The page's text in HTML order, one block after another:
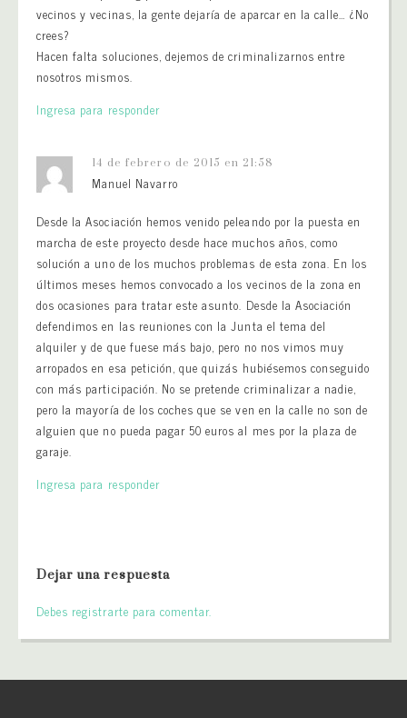
vecinos y vecinas, la gente dejaría de aparcar en la calle… ¿No
crees?
Hacen falta soluciones, dejemos de criminalizarnos entre
nosotros mismos.
Ingresa para responder
14 de febrero de 2015 en 21:58
Manuel Navarro
Desde la Asociación hemos venido peleando por la puesta en
marcha de este proyecto desde hace muchos años, como
solución a uno de los muchos problemas de esta zona. En los
últimos meses hemos convocado a los vecinos de la zona en
dos ocasiones para tratar este asunto. Desde la Asociación
defendimos en las reuniones con la Junta el tema del
alquiler y de que fuese más bajo, pero no nos vimos muy
arropados en esa petición, que quizás hubiésemos conseguido
con más participación. No se pretende criminalizar a nadie,
pero la mayoría de los coches que se ven en la calle no son de
alguien que no pueda pagar 50 euros al mes por la plaza de
garaje.
Ingresa para responder
Dejar una respuesta
Debes registrarte para comentar.